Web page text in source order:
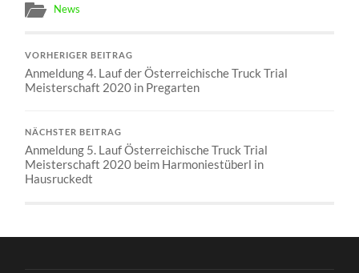
News
VORHERIGER BEITRAG
Anmeldung 4. Lauf der Österreichische Truck Trial
Meisterschaft 2020 in Pregarten
NÄCHSTER BEITRAG
Anmeldung 5. Lauf Österreichische Truck Trial
Meisterschaft 2020 beim Harmoniestüberl in
Hausruckedt